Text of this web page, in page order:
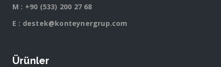
M : +90 (533) 200 27 68
E : destek@konteynergrup.com
Ürünler